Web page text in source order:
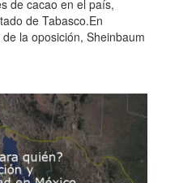
de cacao en el país,
de Tabasco.En
la oposición, Sheinbaum